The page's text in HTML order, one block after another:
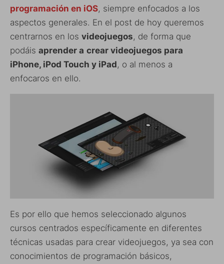
programación en iOS, siempre enfocados a los
aspectos generales. En el post de hoy queremos
centrarnos en los videojuegos, de forma que
podáis aprender a crear videojuegos para
iPhone, iPod Touch y iPad, o al menos a
enfocaros en ello.
Es por ello que hemos seleccionado algunos
cursos centrados específicamente en diferentes
técnicas usadas para crear videojuegos, ya sea con
conocimientos de programación básicos,